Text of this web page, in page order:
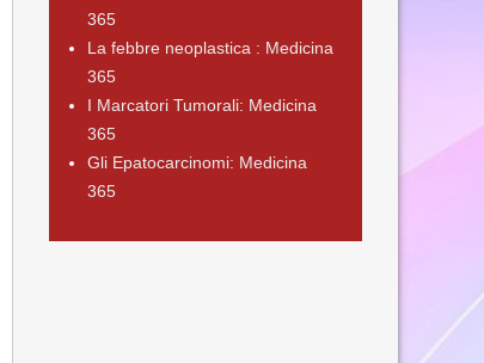
365
La febbre neoplastica : Medicina
365
I Marcatori Tumorali: Medicina
365
Gli Epatocarcinomi: Medicina
365